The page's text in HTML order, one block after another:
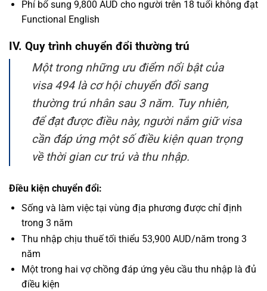
Phí bổ sung 9,800 AUD cho người trên 18 tuổi không đạt
Functional English
IV. Quy trình chuyển đổi thường trú
Một trong những ưu điểm nổi bật của
visa 494 là cơ hội chuyển đổi sang
thường trú nhân sau 3 năm. Tuy nhiên,
để đạt được điều này, người nắm giữ visa
cần đáp ứng một số điều kiện quan trọng
về thời gian cư trú và thu nhập.
Điều kiện chuyển đổi:
Sống và làm việc tại vùng địa phương được chỉ định
trong 3 năm
Thu nhập chịu thuế tối thiểu 53,900 AUD/năm trong 3
năm
Một trong hai vợ chồng đáp ứng yêu cầu thu nhập là đủ
điều kiện